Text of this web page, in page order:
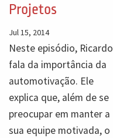
Projetos
Jul 15, 2014
Neste episódio, Ricardo
fala da importância da
automotivação. Ele
explica que, além de se
preocupar em manter a
sua equipe motivada, o